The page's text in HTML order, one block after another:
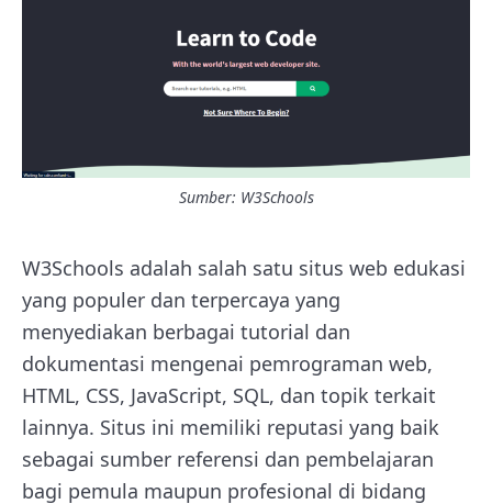
Sumber: W3Schools
W3Schools adalah salah satu situs web edukasi
yang populer dan terpercaya yang
menyediakan berbagai tutorial dan
dokumentasi mengenai pemrograman web,
HTML, CSS, JavaScript, SQL, dan topik terkait
lainnya. Situs ini memiliki reputasi yang baik
sebagai sumber referensi dan pembelajaran
bagi pemula maupun profesional di bidang